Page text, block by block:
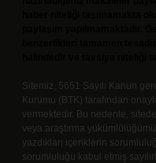
Sitemiz, 5651 Sayılı Kanun
Kurumu (BTK) tarafından
vermektedir. Bu nedenle,
veya araştırma
yazdıkları içeriklerin
sorumluluğu kabul etmiş